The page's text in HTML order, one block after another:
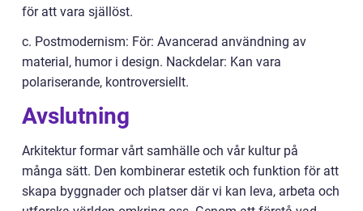
för att vara själlöst.
c. Postmodernism: För: Avancerad användning av
material, humor i design. Nackdelar: Kan vara
polariserande, kontroversiellt.
Avslutning
Arkitektur formar vårt samhälle och vår kultur på
många sätt. Den kombinerar estetik och funktion för att
skapa byggnader och platser där vi kan leva, arbeta och